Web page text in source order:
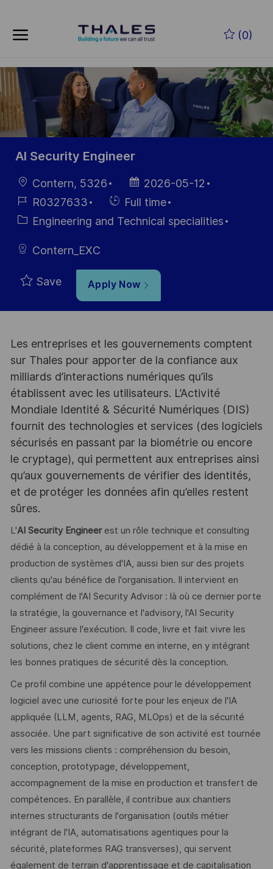
(0)
-
AI Security Engineer
LocationContern, 5326
Posted
Date
2026-05-12
Job R0327633
Hiring
Type
Full time
CategoryEngineering and Technical specialities
Contern_EXC
Save Apply Now
Les entreprises et les gouvernements comptent
sur Thales pour apporter de la confiance aux
milliards d’interactions numériques qu’ils
établissent avec les utilisateurs. L’Activité
Mondiale Identité & Sécurité Numériques (DIS)
fournit des technologies et services (des logiciels
sécurisés en passant par la biométrie ou encore
le cryptage), qui permettent aux entreprises ainsi
qu’aux gouvernements de vérifier des identités,
et de protéger les données afin qu’elles restent
sûres.
L'AI Security Engineerest un rôle technique et consulting
dédié à la conception, au développement et à la mise en
production de systèmes d'IA, aussi bien sur des projets
clients qu'au bénéfice de l'organisation. Il intervient en
complément de l'AI Security Advisor : là où ce dernier porte
la stratégie, la gouvernance et l'advisory, l'AI Security
Engineer assure l'exécution. Il code, livre et fait vivre les
solutions, chez le client comme en interne, en y intégrant
les bonnes pratiques de sécurité dès la conception.
Ce profil combine une appétence pour le développement
logiciel avec une curiosité forte pour les enjeux de l'IA
appliquée (LLM, agents, RAG, MLOps) et de la sécurité
associée. Une part significative de son activité est tournée
vers les missions clients : compréhension du besoin,
conception, prototypage, développement,
accompagnement de la mise en production et transfert de
compétences. En parallèle, il contribue aux chantiers
internes structurants de l'organisation (outils métier
intégrant de l'IA, automatisations agentiques pour la
sécurité, plateformes RAG transverses), qui servent
également de terrain d'apprentissage et de capitalisation